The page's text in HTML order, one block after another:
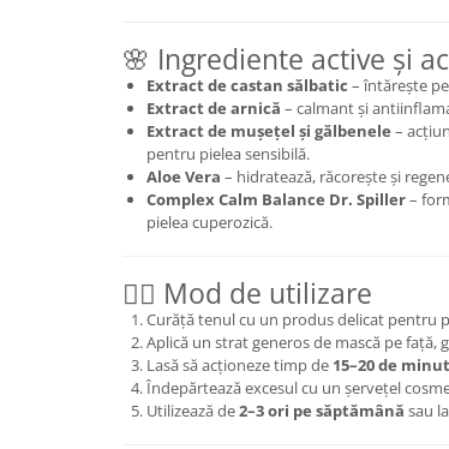
🌸 Ingrediente active și
Extract de castan sălbatic – întărește
Extract de arnică – calmant și
Extract de mușețel și gălbenele –
pentru pielea sensibilă.
Aloe Vera – hidratează, răcorește și
Complex Calm Balance Dr. Spiller–
pielea cuperozică.
💆‍♀️ Mod de utilizare
Curăță tenul cu un produs delicat pentru
Aplică un strat generos de mască pe față,
Lasă să acționeze timp de 15–20 de
Îndepărtează excesul cu un șervețel
Utilizează de2–3 ori pe săptămână sau